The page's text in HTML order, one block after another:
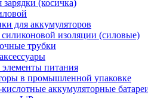
зарядки (косичка)
для аккумуляторов
изоляции (силовые)
трубки
питания
в промышленной упаковке
аккумуляторные